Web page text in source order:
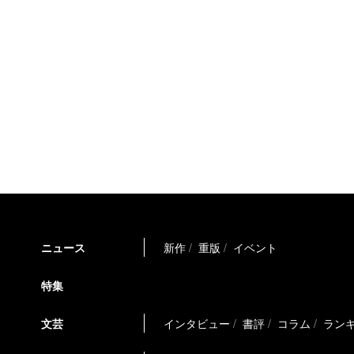
ニュース 新作 重版 イベント
特集
文芸 インタビュー 書評 コラム ラン